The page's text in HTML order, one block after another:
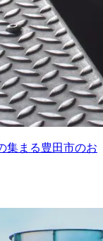
集まる豊田市のお